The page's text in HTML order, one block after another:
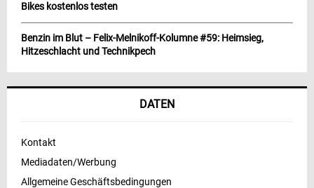
Bikes kostenlos testen
Benzin im Blut – Felix-Melnikoff-Kolumne #59: Heimsieg,
Hitzeschlacht und Technikpech
DATEN
Kontakt
Mediadaten/Werbung
Allgemeine Geschäftsbedingungen